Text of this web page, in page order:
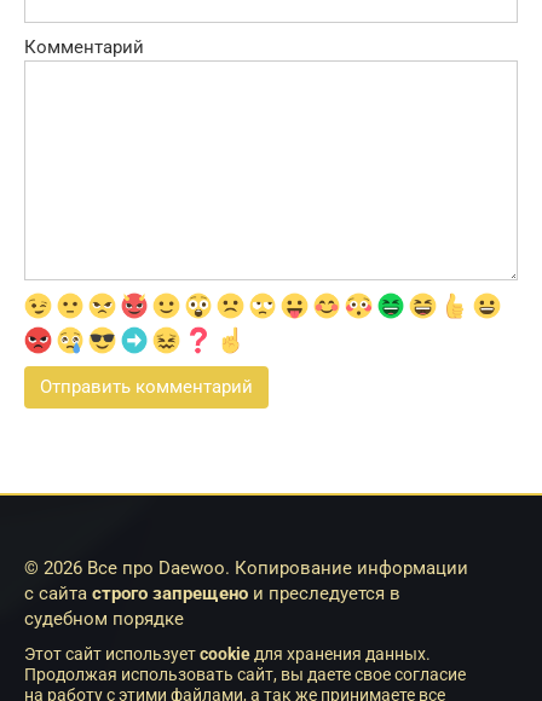
Комментарий
© 2026 Все про Daewoo. Копирование информации
с сайта строго запрещено и преследуется в
судебном порядке
Этот сайт используетcookie для хранения данных.
Продолжая использовать сайт, вы даете свое согласие
на работу с этими файлами, а так же принимаете все